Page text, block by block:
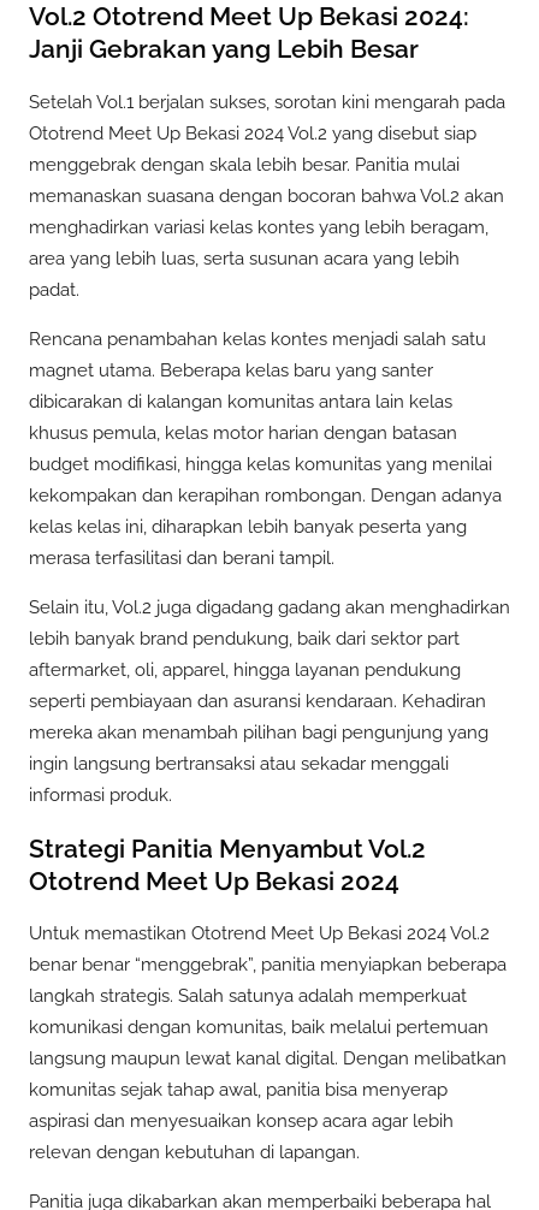
Vol.2 Ototrend Meet Up Bekasi 2024:
Janji Gebrakan yang Lebih Besar
Setelah Vol.1 berjalan sukses, sorotan kini mengarah pada
Ototrend Meet Up Bekasi 2024 Vol.2 yang disebut siap
menggebrak dengan skala lebih besar. Panitia mulai
memanaskan suasana dengan bocoran bahwa Vol.2 akan
menghadirkan variasi kelas kontes yang lebih beragam,
area yang lebih luas, serta susunan acara yang lebih
padat.
Rencana penambahan kelas kontes menjadi salah satu
magnet utama. Beberapa kelas baru yang santer
dibicarakan di kalangan komunitas antara lain kelas
khusus pemula, kelas motor harian dengan batasan
budget modifikasi, hingga kelas komunitas yang menilai
kekompakan dan kerapihan rombongan. Dengan adanya
kelas kelas ini, diharapkan lebih banyak peserta yang
merasa terfasilitasi dan berani tampil.
Selain itu, Vol.2 juga digadang gadang akan menghadirkan
lebih banyak brand pendukung, baik dari sektor part
aftermarket, oli, apparel, hingga layanan pendukung
seperti pembiayaan dan asuransi kendaraan. Kehadiran
mereka akan menambah pilihan bagi pengunjung yang
ingin langsung bertransaksi atau sekadar menggali
informasi produk.
Strategi Panitia Menyambut Vol.2
Ototrend Meet Up Bekasi 2024
Untuk memastikan Ototrend Meet Up Bekasi 2024 Vol.2
benar benar “menggebrak”, panitia menyiapkan beberapa
langkah strategis. Salah satunya adalah memperkuat
komunikasi dengan komunitas, baik melalui pertemuan
langsung maupun lewat kanal digital. Dengan melibatkan
komunitas sejak tahap awal, panitia bisa menyerap
aspirasi dan menyesuaikan konsep acara agar lebih
relevan dengan kebutuhan di lapangan.
Panitia juga dikabarkan akan memperbaiki beberapa hal